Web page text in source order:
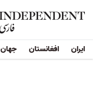
ایران افغانستان جهان